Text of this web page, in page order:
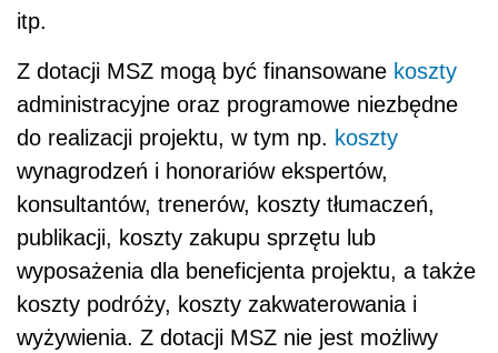
itp.
Z dotacji MSZ mogą być finansowane koszty
administracyjne oraz programowe niezbędne
do realizacji projektu, w tym np. koszty
wynagrodzeń i honorariów ekspertów,
konsultantów, trenerów, koszty tłumaczeń,
publikacji, koszty zakupu sprzętu lub
wyposażenia dla beneficjenta projektu, a także
koszty podróży, koszty zakwaterowania i
wyżywienia. Z dotacji MSZ nie jest możliwy